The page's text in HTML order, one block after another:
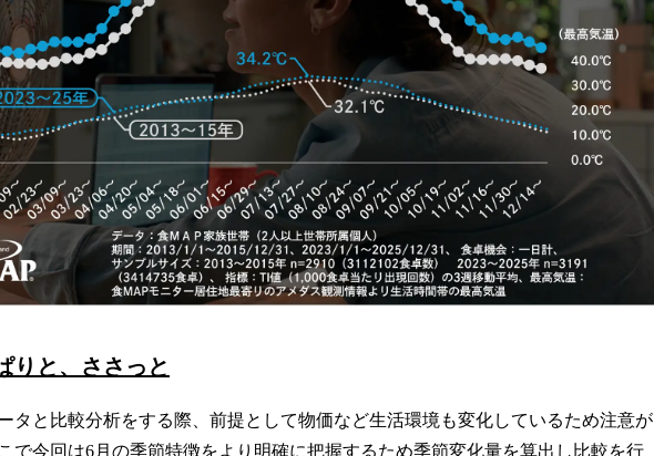
りと、ささっと
タと比較分析をする際、前提として物価など生活環境も変化しているため注意が
で今回は6月の季節特徴をより明確に把握するため季節変化量を算出し比較を行